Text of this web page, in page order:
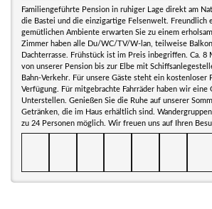
Familiengeführte Pension in ruhiger Lage direkt am
die Bastei und die einzigartige Felsenwelt. Freundlich
gemütlichen Ambiente erwarten Sie zu einem
Zimmer haben alle Du/WC/TV/W-lan, teilweise
Dachterrasse. Frühstück ist im Preis inbegriffen. Ca. 8
von unserer Pension bis zur Elbe mit
Bahn-Verkehr. Für unsere Gäste steht ein kostenloser
Verfügung. Für mitgebrachte Fahrräder haben wir eine
Unterstellen. Genießen Sie die Ruhe auf unserer
Getränken, die im Haus erhältlich sind.
zu 24 Personen möglich. Wir freuen uns auf Ihren